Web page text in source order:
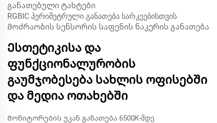
განათებული ტახტები
RGBIC პერიმეტრული განათება სარკეებისთვის
Მოძრაობის სენსორის საფენის ნაკერის განათება
Ესთეტიკისა და
ფუნქციონალურობის
გაუმჯობესება სახლის ოფისებში
და მედია ოთახებში
Მონიტორების უკან განათება 6500K-მდე